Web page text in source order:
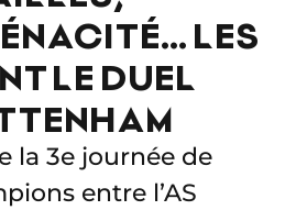
LES
LE DUEL
la 3e journée de
entre l’AS